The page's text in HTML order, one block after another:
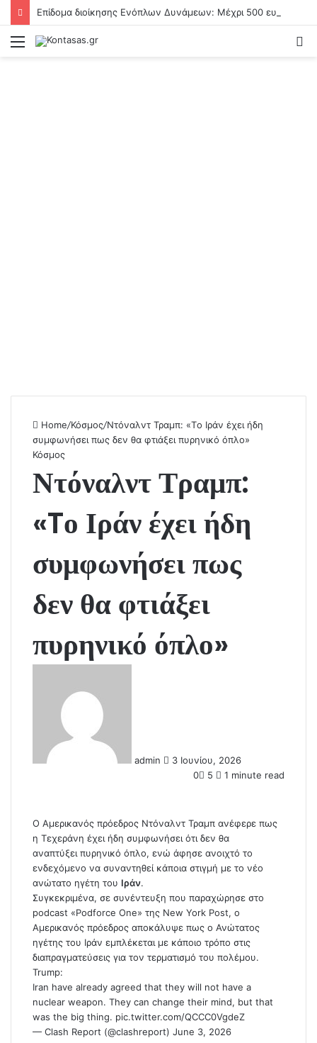
Menu
Home/Κόσμος/Ντόναλντ Τραμπ: «Tο Ιράν έχει ήδη
συμφωνήσει πως δεν θα φτιάξει πυρηνικό όπλο»
Κόσμος
Ντόναλντ Τραμπ:
«Tο Ιράν έχει ήδη
συμφωνήσει πως
δεν θα φτιάξει
πυρηνικό όπλο»
admin
e
l
3 Ιουνίου, 2026
0
5 1 minute read
Ο Αμερικανός πρόεδρος Ντόναλντ Τραμπ ανέφερε πως
η Τεχεράνη έχει ήδη συμφωνήσει ότι δεν θα
αναπτύξει πυρηνικό όπλο, ενώ άφησε ανοιχτό το
ενδεχόμενο να συναντηθεί κάποια στιγμή με το νέο
ανώτατο ηγέτη του Ιράν.
Συγκεκριμένα, σε συνέντευξη που παραχώρησε στο
podcast «Podforce One» της New York Post, ο
Αμερικανός πρόεδρος αποκάλυψε πως ο Ανώτατος
ηγέτης του Ιράν εμπλέκεται με κάποιο τρόπο στις
διαπραγματεύσεις για τον τερματισμό του πολέμου.
Trump:
Iran have already agreed that they will not have a
nuclear weapon. They can change their mind, but that
was the big thing. pic.twitter.com/QCCC0VgdeZ
— Clash Report (@clashreport) June 3, 2026